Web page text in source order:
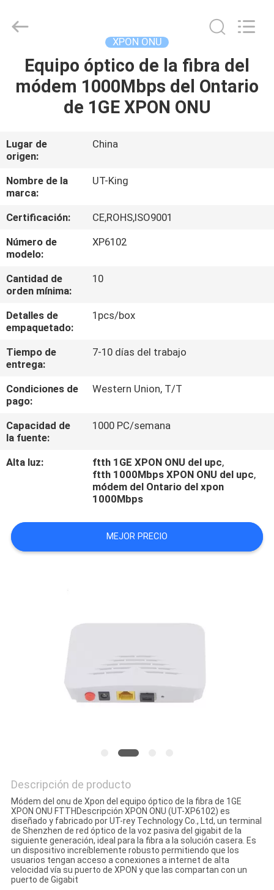
HOGAR
PRODUCTOS
SOBRE
NOSOTROS
VIAJE
DE
LA
DE
CALIDAD
ÉNTRENOS
EN
CONTACTO
CON
CASOS
Copyright
fiberonu.com.
Reserved.
XPON ONU
Equipo óptico de la fibra del
módem 1000Mbps del Ontario
de 1GE XPON ONU
Lugar de
origen:
China
Nombre de la
marca:
UT-King
Certificación:
CE,ROHS,ISO9001
Número de
modelo:
XP6102
Cantidad de
orden mínima:
10
Detalles de
empaquetado:
1pcs/box
Tiempo de
entrega:
7-10 días del trabajo
Condiciones de
pago:
Western Union, T/T
Capacidad de
la fuente:
1000 PC/semana
Alta luz: ftth 1GE XPON ONU del upc,
ftth 1000Mbps XPON ONU del upc,
módem del Ontario del xpon
1000Mbps
MEJOR PRECIO
Descripción de producto
Módem del onu de Xpon del equipo óptico de la fibra de 1GE
XPON ONU FTTHDescripción XPON ONU (UT-XP6102) es
diseñado y fabricado por UT-rey Technology Co., Ltd, un terminal
de Shenzhen de red óptico de la voz pasiva del gigabit de la
siguiente generación, ideal para la fibra a la solución casera. Es
un dispositivo increíblemente robusto permitiendo que los
usuarios tengan acceso a conexiones a internet de alta
velocidad vía su puerto de XPON y que las compartan con un
puerto de Gigabit